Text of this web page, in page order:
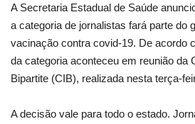
Language
portugues English
A Secretaria Estadual de Saúde
a categoria de jornalistas fará parte do
vacinação contra covid-19. De acordo
da categoria aconteceu em reunião da
Bipartite (CIB), realizada nesta terça-
A decisão vale para todo o estado.